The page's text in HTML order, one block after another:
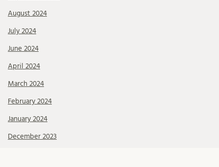
August 2024
July 2024
June 2024
April 2024
March 2024
February 2024
January 2024
December 2023